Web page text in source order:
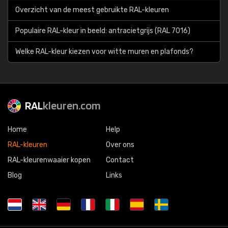
Overzicht van de meest gebruikte RAL-kleuren
Populaire RAL-kleur in beeld: antracietgrijs (RAL 7016)
Welke RAL-kleur kiezen voor witte muren en plafonds?
RALkleuren.com
Home
RAL-kleuren
RAL-kleurenwaaier kopen
Blog
Help
Over ons
Contact
Links